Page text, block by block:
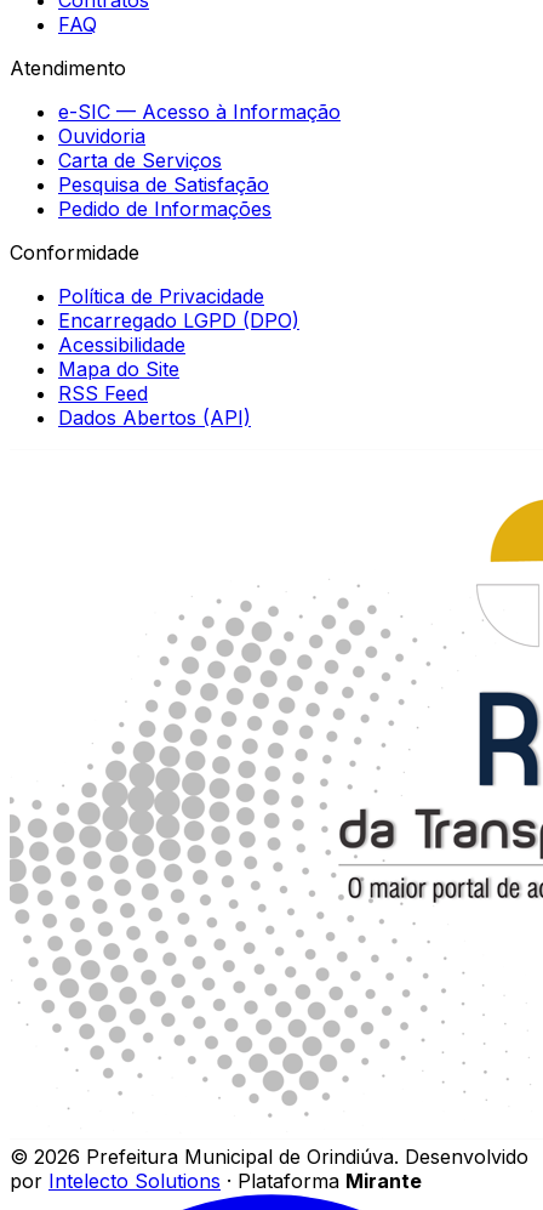
FAQ
Atendimento
e-SIC — Acesso à Informação
Ouvidoria
Carta de Serviços
Pesquisa de Satisfação
Pedido de Informações
Conformidade
Política de Privacidade
Encarregado LGPD (DPO)
Acessibilidade
Mapa do Site
RSS Feed
Dados Abertos (API)
© 2026 Prefeitura Municipal de Orindiúva. Desenvolvido
por Intelecto Solutions · Plataforma Mirante